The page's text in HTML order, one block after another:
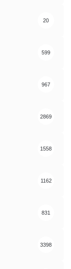
20
599
967
2869
1558
1162
831
3398